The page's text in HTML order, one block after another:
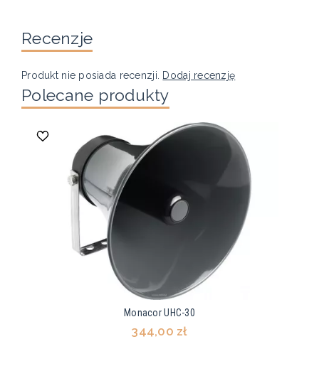
Recenzje
Produkt nie posiada recenzji. Dodaj recenzję
Polecane produkty
Monacor UHC-30
344,00 zł